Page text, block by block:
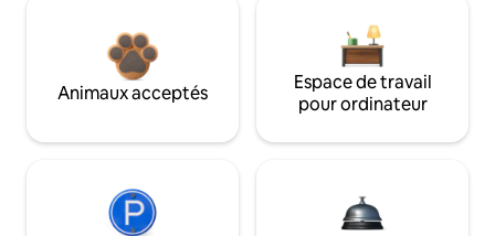
Animaux acceptés
Espace de travail
pour ordinateur